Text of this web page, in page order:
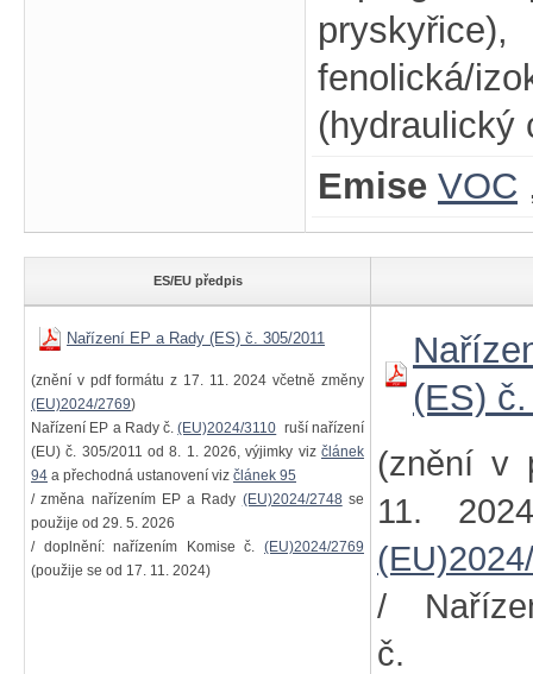
fenolická/
(hydraulický
Emise VOC
ES/EU předpis
Nařízení EP a Rady (ES) č. 305/2011
(znění v pdf formátu z 17. 11. 2024 včetně změny
(EU)2024/2769)
Nařízení EP a Rady č.(EU)2024/3110 ruší nařízení
(EU) č. 305/2011 od 8. 1. 2026, výjimky viz článek
94 a přechodná ustanovení viz článek 95
/ změna nařízením EP a Rady (EU)2024/2748 se
použije od 29. 5. 2026
/ doplnění: nařízením Komise č. (EU)2024/2769
(použije se od 17. 11. 2024)
(ES)
(znění v
11.
/